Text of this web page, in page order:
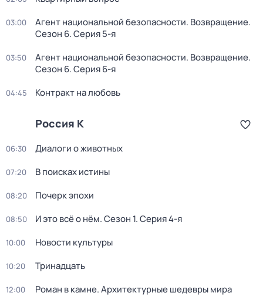
03:00 Агент национальной безопасности. Возвращение.
Сезон 6. Серия 5-я
03:50 Агент национальной безопасности. Возвращение.
Сезон 6. Серия 6-я
04:45 Контракт на любовь
Россия К
06:30 Диалоги о животных
07:20 В поисках истины
08:20 Почерк эпохи
08:50 И это всё о нём. Сезон 1. Серия 4-я
10:00 Новости культуры
10:20 Тринадцать
12:00 Роман в камне. Архитектурные шедевры мира